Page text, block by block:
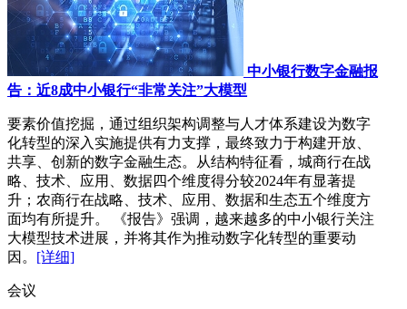
中小银行数字金融报
告：近8成中小银行“非常关注”大模型
要素价值挖掘，通过组织架构调整与人才体系建设为数字
化转型的深入实施提供有力支撑，最终致力于构建开放、
共享、创新的数字金融生态。从结构特征看，城商行在战
略、技术、应用、数据四个维度得分较2024年有显著提
升；农商行在战略、技术、应用、数据和生态五个维度方
面均有所提升。 《报告》强调，越来越多的中小银行关注
大模型技术进展，并将其作为推动数字化转型的重要动
因。 [详细]
会议